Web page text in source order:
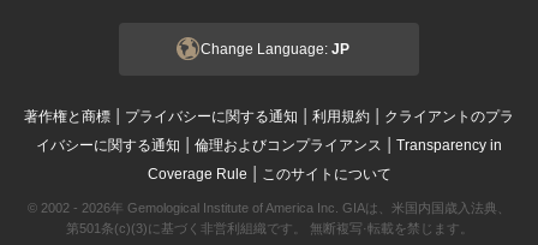
Change Language: JP
著作権と商標 | プライバシーに関する通知 | 利用規約 | クライアントのプラ
イバシーに関する通知 | 倫理およびコンプライアンス | Transparency in
Coverage Rule | このサイトについて
© 2002 - 2026年 Gemological Institute of America Inc. GIAは、米国内国歳入法典、
第501条(c)(3)に基づく非営利組織です。 無断複写·転載を禁じます。